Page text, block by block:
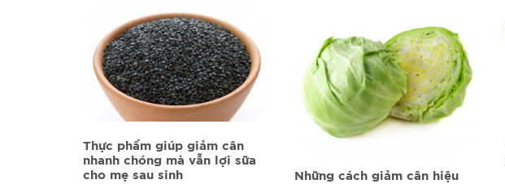
Thực phẩm giúp giảm cân
nhanh chóng mà vẫn lợi sữa
cho mẹ sau sinh
Những cách giảm cân hiệu